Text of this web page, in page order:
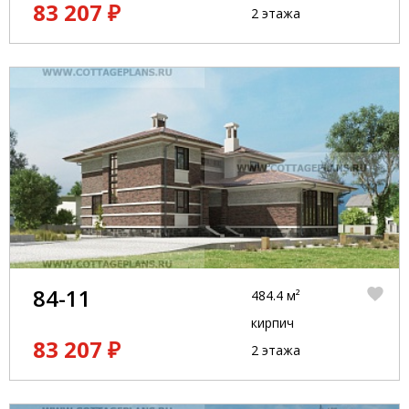
83 207 ₽ 2 этажа
84-11
83 207 ₽
484.4 м²
кирпич
2 этажа